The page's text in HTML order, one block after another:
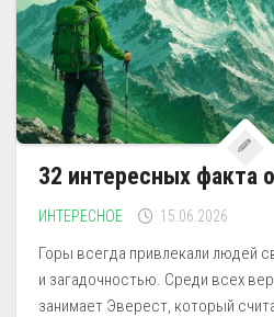
32 интересных факта
ИНТЕРЕСНОЕ 15.06.2026
Горы всегда привлекали людей
и загадочностью. Среди всех
занимает Эверест, который